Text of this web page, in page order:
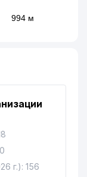
994 м
г.): 156